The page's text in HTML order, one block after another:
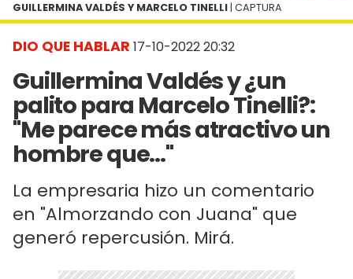
DIO QUE HABLAR 17-10-2022 20:32
Guillermina Valdés y ¿un
palito para Marcelo Tinelli?:
"Me parece más atractivo un
hombre que..."
La empresaria hizo un comentario
en "Almorzando con Juana" que
generó repercusión. Mirá.
GUILLERMINA VALDÉS Y MARCELO TINELLI | CAPTURA